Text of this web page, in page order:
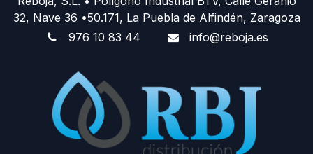
32, Nave 36 •50.171, La Puebla de Alfindén, Zaragoza
976 10 83 44
info@reboja.es